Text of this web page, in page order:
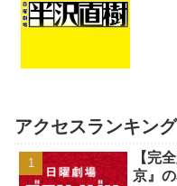
アクセスランキング
【完
京』